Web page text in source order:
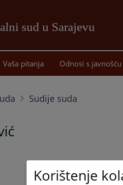
sud u Sarajevu
Vaša pitanja Odnosi s javnošću
Sudije suda
Korištenje